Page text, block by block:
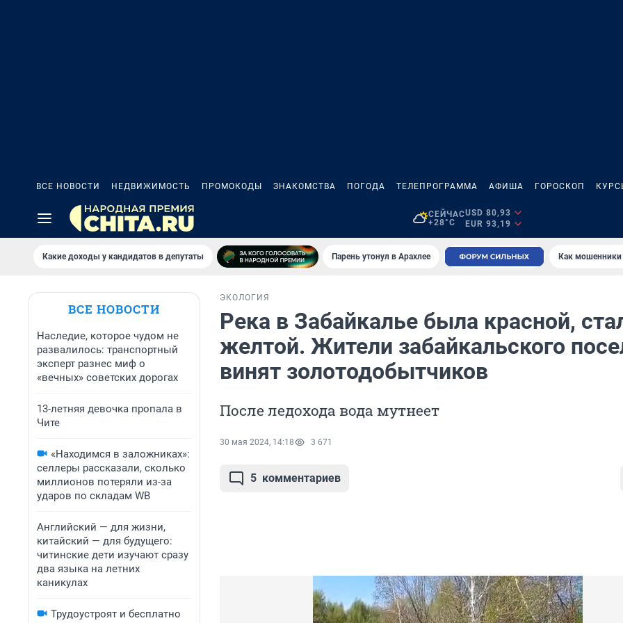
ВСЕ НОВОСТИ НЕДВИЖИМОСТЬ ПРОМОКОДЫ ЗНАКОМСТВА ПОГОДА ТЕЛЕПРОГРАММА АФИША ГОРОСКОП
СЕЙЧАС
+28°C
USD 80,93
EUR 93,19
Какие доходы у кандидатов в депутаты Парень утонул в Арахлее Как
ВСЕ НОВОСТИ
Наследие, которое чудом не
развалилось: транспортный
эксперт разнес миф о
«вечных» советских дорогах
13-летняя девочка пропала в
Чите
«Находимся в заложниках»:
селлеры рассказали, сколько
миллионов потеряли из-за
ударов по складам WB
Английский — для жизни,
китайский — для будущего:
читинские дети изучают сразу
два языка на летних
каникулах
Трудоустроят и бесплатно
ЭКОЛОГИЯ
Река в Забайкалье была красной,
желтой. Жители забайкальского
винят золотодобытчиков
После ледохода вода мутнеет
30 мая 2024, 14:18 3 671
5 комментариев